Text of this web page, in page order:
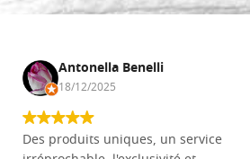
Antonella Benelli
18/12/2025
Des produits uniques, un service